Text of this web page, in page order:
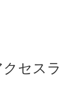
クセスラ